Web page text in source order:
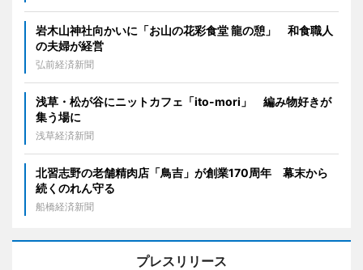
岩木山神社向かいに「お山の花彩食堂 龍の憩」 和食職人
の夫婦が経営
弘前経済新聞
浅草・松が谷にニットカフェ「ito-mori」 編み物好きが
集う場に
浅草経済新聞
北習志野の老舗精肉店「鳥吉」が創業170周年 幕末から
続くのれん守る
船橋経済新聞
プレスリリース